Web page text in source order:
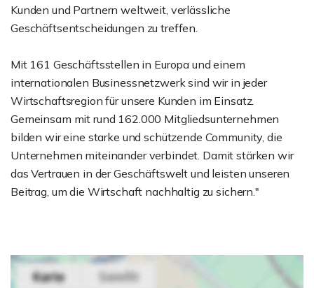
Kunden und Partnern weltweit, verlässliche
Geschäftsentscheidungen zu treffen.
Mit 161 Geschäftsstellen in Europa und einem
internationalen Businessnetzwerk sind wir in jeder
Wirtschaftsregion für unsere Kunden im Einsatz.
Gemeinsam mit rund 162.000 Mitgliedsunternehmen
bilden wir eine starke und schützende Community, die
Unternehmen miteinander verbindet. Damit stärken wir
das Vertrauen in der Geschäftswelt und leisten unseren
Beitrag, um die Wirtschaft nachhaltig zu sichern."